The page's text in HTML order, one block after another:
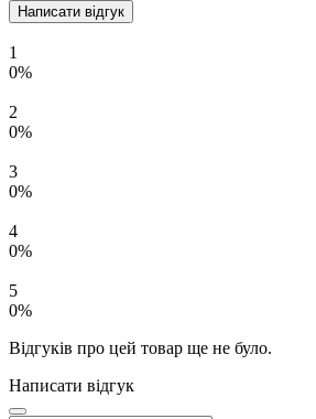
Написати відгук
1
0%
2
0%
3
0%
4
0%
5
0%
Відгуків про цей товар ще не було.
Написати відгук